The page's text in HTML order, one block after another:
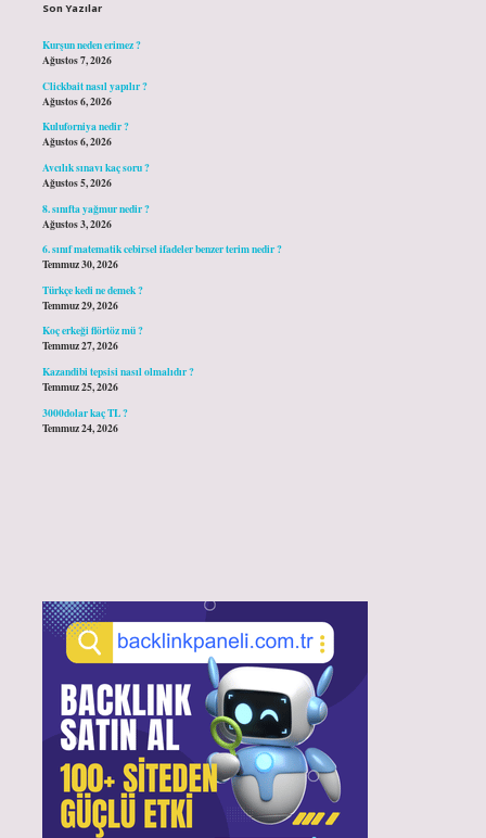
Son Yazılar
Kurşun neden erimez ?
Ağustos 7, 2026
Clickbait nasıl yapılır ?
Ağustos 6, 2026
Kuluforniya nedir ?
Ağustos 6, 2026
Avcılık sınavı kaç soru ?
Ağustos 5, 2026
8. sınıfta yağmur nedir ?
Ağustos 3, 2026
6. sınıf matematik cebirsel ifadeler benzer terim nedir ?
Temmuz 30, 2026
Türkçe kedi ne demek ?
Temmuz 29, 2026
Koç erkeği flörtöz mü ?
Temmuz 27, 2026
Kazandibi tepsisi nasıl olmalıdır ?
Temmuz 25, 2026
3000dolar kaç TL ?
Temmuz 24, 2026